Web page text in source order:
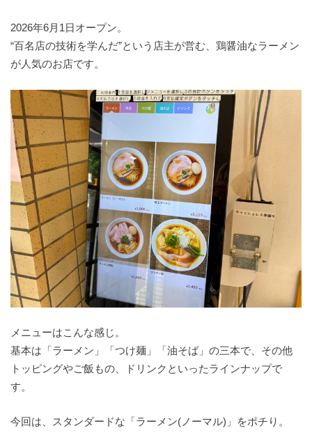
2026年6月1日オープン。
“百名店の技術を学んだ”という店主が営む、鶏醤油なラーメン
が人気のお店です。
メニューはこんな感じ。
基本は「ラーメン」「つけ麺」「油そば」の三本で、その他
トッピングやご飯もの、ドリンクといったラインナップで
す。
今回は、スタンダードな「ラーメン(ノーマル)」をポチり。